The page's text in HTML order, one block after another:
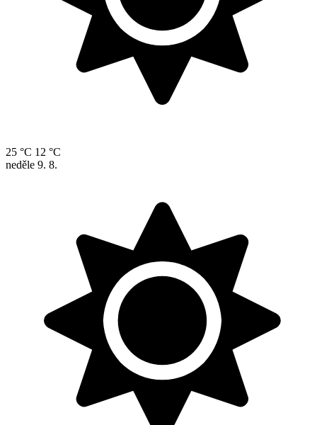
25 °C 12 °C
neděle 9. 8.